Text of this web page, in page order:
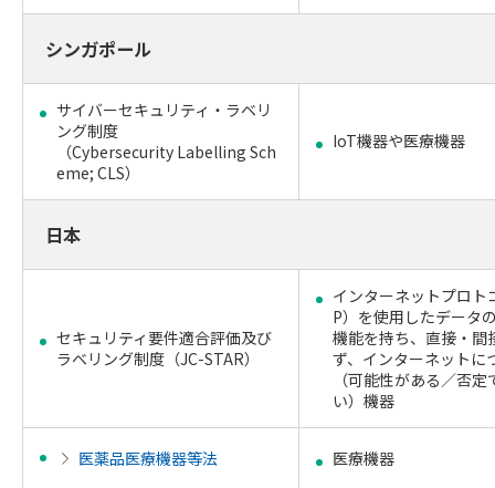
シンガポール
サイバーセキュリティ・ラベリ
ング制度
（Cybersecurity Labelling Sch
eme; CLS）
IoT機器や医療機器
日本
セキュリティ要件適合評価及び
ラベリング制度（JC-STAR）
インターネットプロト
P）を使用したデータ
機能を持ち、直接・間
ず、インターネットに
（可能性がある／否定
い）機器
医薬品医療機器等法 医療機器